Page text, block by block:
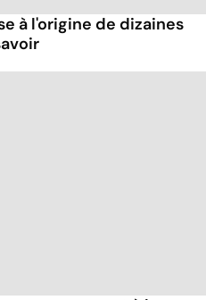
à l'origine de dizaines